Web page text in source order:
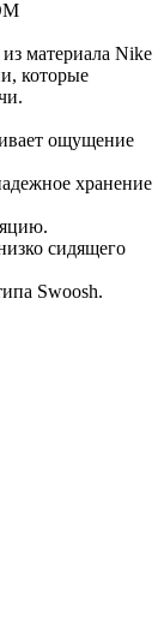
материала Nike
которые
ощущение
хранение
сидящего
Swoosh.